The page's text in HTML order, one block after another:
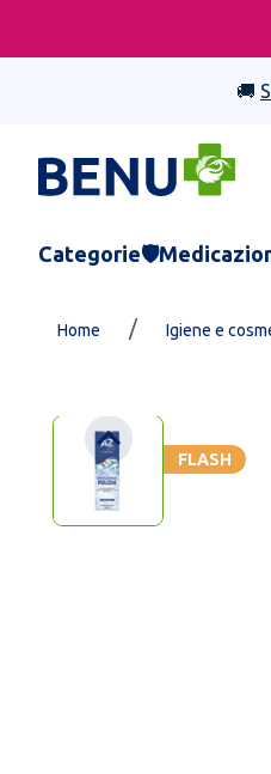
🚚
Categorie
Home / Igiene e
FLASH